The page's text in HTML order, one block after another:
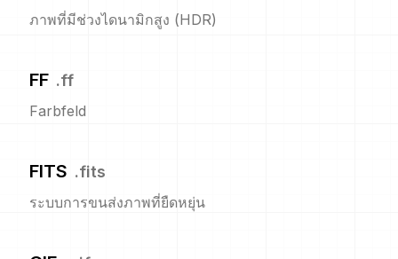
ภาพที่มีช่วงไดนามิกสูง (HDR)
FF .ff
Farbfeld
FITS .fits
ระบบการขนส่งภาพที่ยืดหยุ่น